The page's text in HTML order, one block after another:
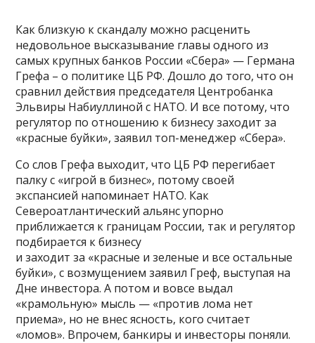
Как близкую к скандалу можно расценить
недовольное высказывание главы одного из
самых крупных банков России «Сбера» — Германа
Грефа – о политике ЦБ РФ. Дошло до того, что он
сравнил действия председателя Центробанка
Эльвиры Набиуллиной с НАТО. И все потому, что
регулятор по отношению к бизнесу заходит за
«красные буйки», заявил топ-менеджер «Сбера».
Со слов Грефа выходит, что ЦБ РФ перегибает
палку с «игрой в бизнес», потому своей
экспансией напоминает НАТО. Как
Североатлантический альянс упорно
приближается к границам России, так и регулятор
подбирается к бизнесу
и заходит за «красные и зеленые и все остальные
буйки», с возмущением заявил Греф, выступая на
Дне инвестора. А потом и вовсе выдал
«крамольную» мысль — «против лома нет
приема», но не внес ясность, кого считает
«ломов». Впрочем, банкиры и инвесторы поняли.